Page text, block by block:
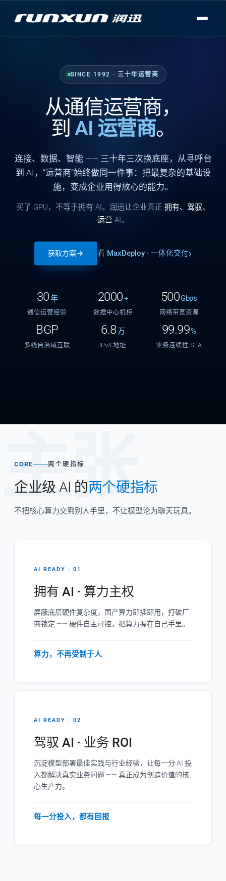
SINCE 1992 · 三十年运营商
从通信运营商，
到 AI 运营商。
连接、 数据、 智能—— 三十年三次换底座，从寻呼台
到 AI，“运营商”始终做同一件事：把最复杂的基础设
施，变成企业用得放心的能力。
买了 GPU，不等于拥有 AI。润迅让企业真正 拥有、驾驭、
运营 AI。
获取方案 看 MaxDeploy · 一体化交付
30年
通信运营经验
2000+
数据中心机柜
500Gbps
网络带宽资源
BGP
多线自治域互联
6.8 万
IPv4 地址
99.99%
业务连续性 SLA
主张
CORE 两个硬指标
企业级 AI 的两个硬指标
不把核心算力交到别人手里，不让模型沦为聊天玩具。
AI READY · 01
拥有 AI · 算力主权
屏蔽底层硬件复杂度，国产算力即插即用，打破厂
商锁定 —— 硬件自主可控，把算力握在自己手里。
算力，不再受制于人
AI READY · 02
驾驭 AI · 业务 ROI
沉淀模型部署最佳实践与行业经验，让每一分 AI 投
入都解决真实业务问题 —— 真正成为创造价值的核
心生产力。
每一分投入，都有回报